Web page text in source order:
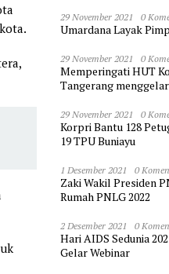
29 November 2021 0
Umardana Layak
29 November 2021 0
Memperingati HUT
Tangerang
29 November 2021 0
Korpri Bantu 128
19 TPU Buniayu
1 Desember 2021 0
Zaki Wakil Presiden
Rumah PNLG 2022
2 Desember 2021 0
Hari AIDS Sedunia
Gelar Webinar